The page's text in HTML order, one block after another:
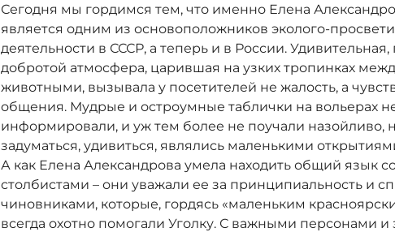
Сегодня мы гордимся тем, что именно Елена
является одним из основоположников эколого-
деятельности в СССР, а теперь и в России.
добротой атмосфера, царившая на узких тропинках
животными, вызывала у посетителей не жалость, а
общения. Мудрые и остроумные таблички на вольерах
информировали, и уж тем более не поучали назойливо,
задуматься, удивиться, являлись маленькими
А как Елена Александрова умела находить общий язык
столбистами – они уважали ее за принципиальность и
чиновниками, которые, гордясь «маленьким
всегда охотно помогали Уголку. С важными персонами